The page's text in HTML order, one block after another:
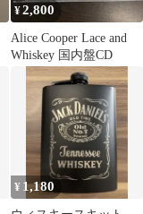
¥2,800
Alice Cooper Lace and
Whiskey 国内盤CD
¥ 1,180